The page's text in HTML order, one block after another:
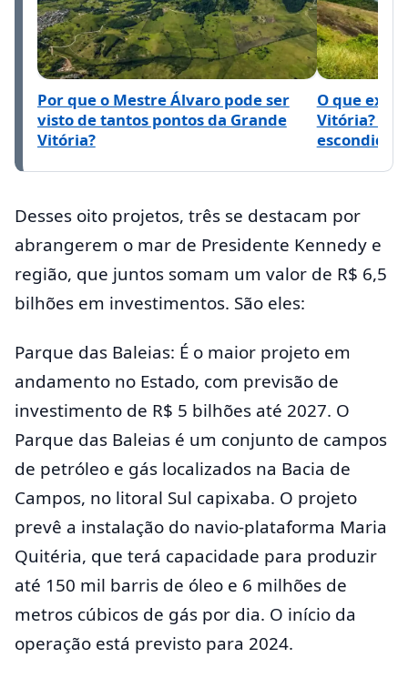
Por que o Mestre Álvaro pode ser
visto de tantos pontos da Grande
Vitória?
O que
Vitória?
escondido
Desses oito projetos, três se destacam por
abrangerem o mar de Presidente Kennedy e
região, que juntos somam um valor de R$ 6,5
bilhões em investimentos. São eles:
Parque das Baleias: É o maior projeto em
andamento no Estado, com previsão de
investimento de R$ 5 bilhões até 2027. O
Parque das Baleias é um conjunto de campos
de petróleo e gás localizados na Bacia de
Campos, no litoral Sul capixaba. O projeto
prevê a instalação do navio-plataforma Maria
Quitéria, que terá capacidade para produzir
até 150 mil barris de óleo e 6 milhões de
metros cúbicos de gás por dia. O início da
operação está previsto para 2024.